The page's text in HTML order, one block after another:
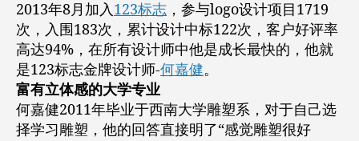
2013年8月加入123标志 ，参与logo设计项目1719
次，入围183次，累计设计中标122次，客户好评率
高达94%，在所有设计师中他是成长最快的，他就
是123标志金牌设计师-何嘉健。
富有立体感的大学专业
何嘉健2011年毕业于西南大学雕塑系，对于自己选
择学习雕塑，他的回答直接明了“感觉雕塑很好